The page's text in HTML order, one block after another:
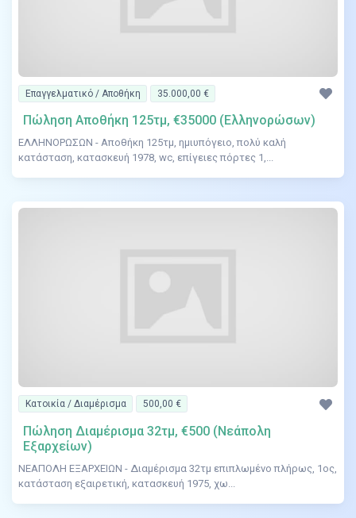
Επαγγελματικό / Αποθήκη 35.000,00 €
Πώληση Αποθήκη 125τμ, €35000 (Ελληνορώσων)
ΕΛΛΗΝΟΡΩΣΩΝ - Αποθήκη 125τμ, ημιυπόγειο, πολύ καλή
κατάσταση, κατασκευή 1978, wc, επίγειες πόρτες 1,...
Κατοικία / Διαμέρισμα 500,00 €
Πώληση Διαμέρισμα 32τμ, €500 (Νεάπολη
Εξαρχείων)
ΝΕΑΠΟΛΗ ΕΞΑΡΧΕΙΩΝ - Διαμέρισμα 32τμ επιπλωμένο πλήρως, 1ος,
κατάσταση εξαιρετική, κατασκευή 1975, χω...